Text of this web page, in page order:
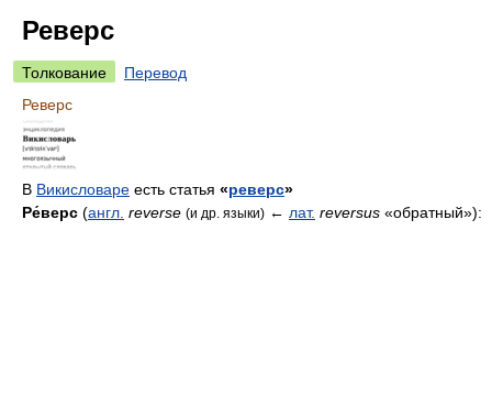
Реверс
Толкование
Перевод
Реверс
В Викисловаре есть статья «реверс»
Ре́верс (англ. reverse (и др. языки) ← лат. reversus «обратный»):